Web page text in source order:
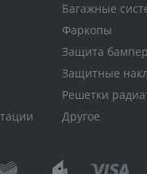
Багажные
Фаркопы
Защита
Защитные
Решетки
Другое